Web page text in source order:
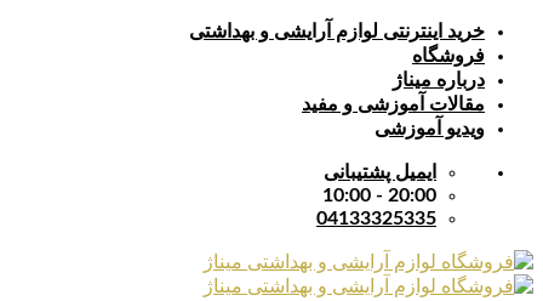
Skip
content
خرید اینترنتی لوازم آرایشی و بهداشتی
فروشگاه
درباره میناژ
مقالات آموزشی و مفید
ویدیو آموزشی
ایمیل پشتیبانی
20:00 - 10:00
04133325335